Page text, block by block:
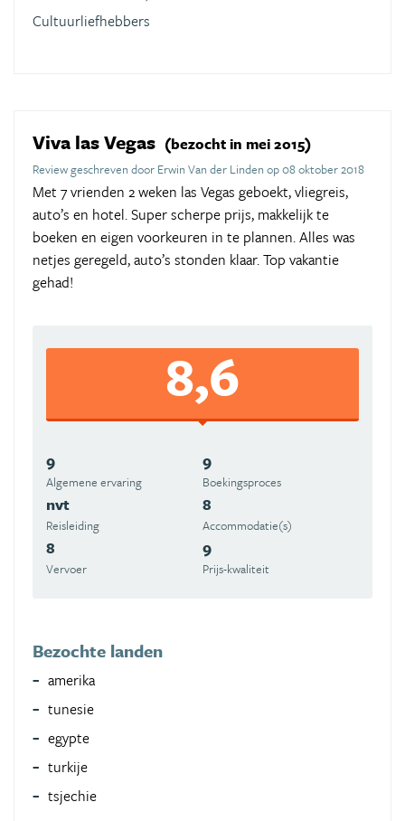
Cultuurliefhebbers
Viva las Vegas (bezocht in mei 2015)
Review geschreven door Erwin Van der Linden op 08 oktober 2018
Met 7 vrienden 2 weken las Vegas geboekt, vliegreis,
auto’s en hotel. Super scherpe prijs, makkelijk te
boeken en eigen voorkeuren in te plannen. Alles was
netjes geregeld, auto’s stonden klaar. Top vakantie
gehad!
8,6
9
Algemene ervaring
9
Boekingsproces
nvt
Reisleiding
8
Accommodatie(s)
8
Vervoer
9
Prijs-kwaliteit
Bezochte landen
amerika
tunesie
egypte
turkije
tsjechie